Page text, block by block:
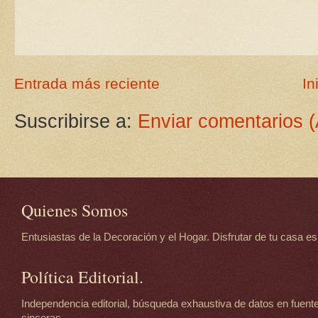
Entrada más reciente
Suscribirse a: Enviar comentarios
Quienes Somos
Entusiastas de la Decoración y el Hogar. Disfrutar de tu casa
Política Editorial.
Independencia editorial, búsqueda exhaustiva de datos en